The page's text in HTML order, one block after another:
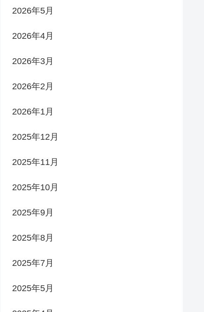
2026年5月
2026年4月
2026年3月
2026年2月
2026年1月
2025年12月
2025年11月
2025年10月
2025年9月
2025年8月
2025年7月
2025年5月